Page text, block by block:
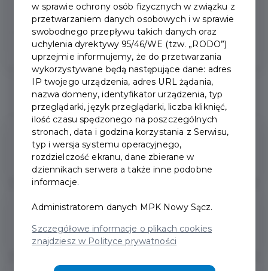
Aplikacja
Konto rodzinne
Pytania ogólne
01. Kto jest uprawniony do
posiadania Karty Nowosądeczanina?
02. Kto może wnioskować o wydanie
Karty?
w sprawie ochrony osób fizycznych w związku z
przetwarzaniem danych osobowych i w sprawie
swobodnego przepływu takich danych oraz
uchylenia dyrektywy 95/46/WE (tzw. „RODO”)
uprzejmie informujemy, że do przetwarzania
wykorzystywane będą następujące dane: adres
IP twojego urządzenia, adres URL żądania,
nazwa domeny, identyfikator urządzenia, typ
przeglądarki, język przeglądarki, liczba kliknięć,
ilość czasu spędzonego na poszczególnych
stronach, data i godzina korzystania z Serwisu,
typ i wersja systemu operacyjnego,
rozdzielczość ekranu, dane zbierane w
dziennikach serwera a także inne podobne
informacje.
Administratorem danych MPK Nowy Sącz.
Szczegółowe informacje o plikach cookies
znajdziesz w Polityce prywatności